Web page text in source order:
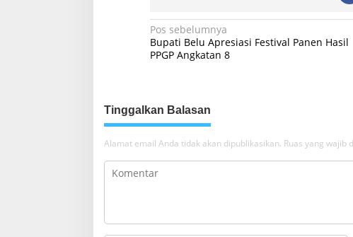
N
a
g
a
s
i
s
Pos sebelumnya
Bupati Belu Apresiasi Festival Panen Hasil
PPGP Angkatan 8
Tinggalkan Balasan
Alamat email Anda tidak akan dipublikasikan. Ruas yang wajib